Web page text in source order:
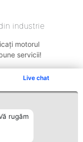
Live chat
rugăm
industrie
motorul
servicii!